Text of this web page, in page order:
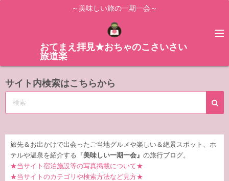
ス
ッ
～美味しい旅の一期一会～
おてまえ拝見★おちゃのこさいさい
旅道楽
サイト内検索はこちらから
旅先＆お出かけで出会ったご当地グルメや楽しい＆絶景スポット、ホ
テルや温泉を紹介する『 美味しい一期一会』 の旅行ブログ。
★当サイト宿泊施設等の写真掲載について★
★当サイトのカテゴリや検索方法など見方★